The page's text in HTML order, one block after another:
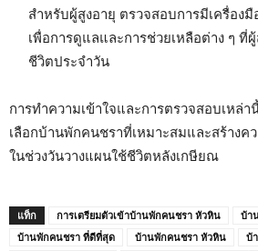
สำหรับผู้สูงอายุ ตรวจสอบการมีเครื่อง
เพื่อการดูแลและการช่วยเหลือต่าง ๆ ที่
ชีวิตประจำวัน
การทำความเข้าใจและการตรวจสอบเหล่
เลือกบ้านพักคนชราที่เหมาะสมและสร้างค
ในช่วงวันวางแผนใช้ชีวิตหลังเกษียณ
แท็ก การเตรียมตัวเข้าบ้านพักคนชรา หัวหิน
บ้า
บ้านพักคนชรา ที่ดีที่สุด
บ้านพักคนชรา หัวหิน
บ้